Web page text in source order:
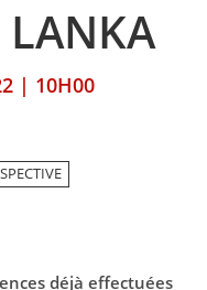
LANKA
| 10H00
déjà effectuées